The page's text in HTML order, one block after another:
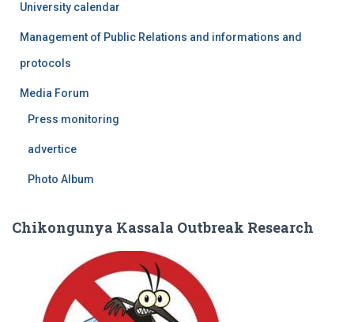
University calendar
Management of Public Relations and informations and
protocols
Media Forum
Press monitoring
advertice
Photo Album
Chikongunya Kassala Outbreak Research